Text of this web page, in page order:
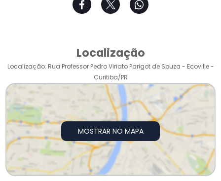
Localização
Localização: Rua Professor Pedro Viriato Parigot de Souza - Ecoville -
Curitiba/PR
MOSTRAR NO MAPA